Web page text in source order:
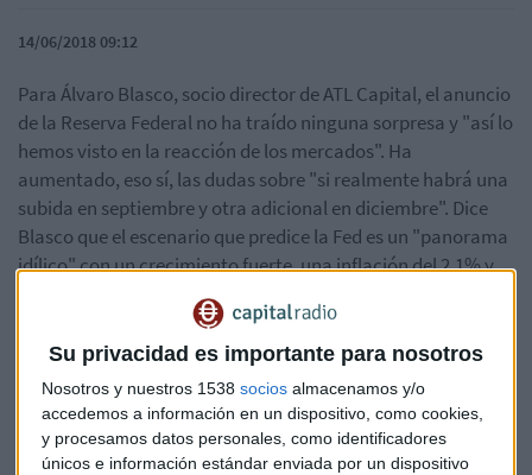
Su privacidad es importante para nosotros
Nosotros y nuestros 1538 socios almacenamos y/o
accedemos a información en un dispositivo, como cookies,
y procesamos datos personales, como identificadores
únicos e información estándar enviada por un dispositivo
14/06/2018 09:12
Para Álvaro Blasco, socio director de ATL Capital, el anuncio
de la Reserva Federal no ha traído ninguna sorpresa y "así lo
hemos visto en la reacción de los mercados". Ha
aumentado, eso sí, las dudas sobre "si realmente habrá una
subida en septiembre y otra adicional en diciembre". Dice
Blasco que el escenario que predice la Fed es un "panorama
idílico" con un crecimiento fuerte, una inflación del 2,1% y
A la espera del anuncio del BCE, el dato clave será si Draghi
anuncia la retirada inmediata de "QE o espera a julio" y es
que los datos macro del los últimos meses han sido algo
más débiles. Mientras tanto, "los mercados están indecisos"
ante la expectativa del fin de los estímulos. Para Blasco, en